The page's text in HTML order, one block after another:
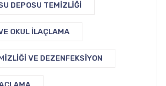
DEPOSU TEMIZLIĞI
OKUL İLAÇLAMA
VE DEZENFEKSIYON